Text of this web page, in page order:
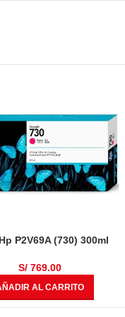
P2V69A (730) 300ml
S/ 769.00
AL CARRITO